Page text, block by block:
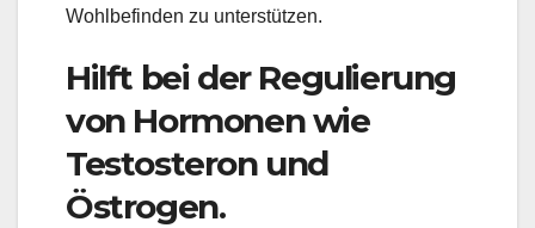
Wohlbefinden zu unterstützen.
Hilft bei der Regulierung
von Hormonen wie
Testosteron und
Östrogen.